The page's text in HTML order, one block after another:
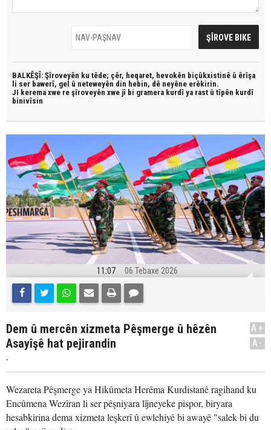
BALKÊŞÎ: Şîroveyên ku têde; çêr, heqaret, hevokên biçûkxistinê û êrîşa
li ser bawerî, gel û neteweyên din hebin, dê neyêne erêkirin.
JI kerema xwe re şîroveyên xwe jî bi gramera kurdî ya rast û tîpên kurdî
binivîsin
11:07 06 Tebaxe 2026
Dem û mercên xizmeta Pêşmerge û hêzên
Asayîşê hat pejirandin
.
A+
A-
Wezareta Pêşmerge ya Hikûmeta Herêma Kurdistanê ragihand ku
Encûmena Wezîran li ser pêşniyara lîjneyeke pispor, biryara
hesabkirina dema xizmeta leşkerî û ewlehiyê bi awayê "salek bi du